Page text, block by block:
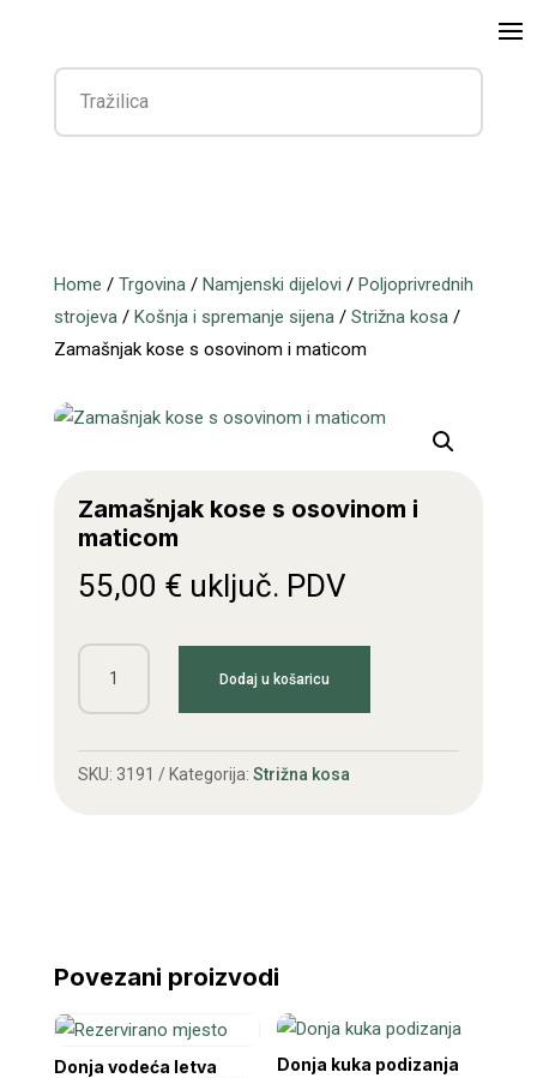
Home / Trgovina/ Namjenski dijelovi / Poljoprivrednih
strojeva/ Košnja i spremanje sijena/ Strižna kosa/
Zamašnjak kose s osovinom i maticom
Zamašnjak kose s osovinom i
maticom
55,00 € uključ. PDV
Zamašnjak
kose
osovinom
Dodaj u košaricu
SKU: 3191 Kategorija: Strižna kosa
Povezani proizvodi
Donja vodeća letva
Donja kuka podizanja